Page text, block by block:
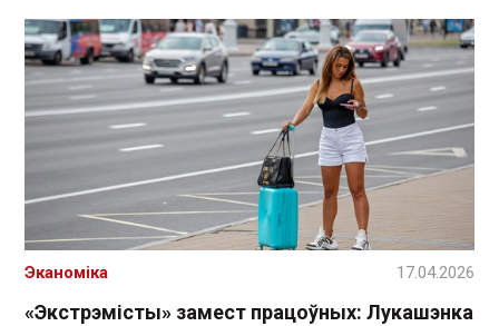
«Экстрэмісты» замест працоўных: Лукашэнка
Эканоміка 17.04.2026